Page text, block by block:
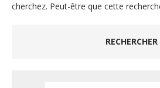
cherchez. Peut-être que cette
RECHERCHER